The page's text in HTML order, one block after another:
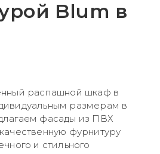
Blum в
распашной шкаф в
размерам в
фасады из ПВХ
фурнитуру
и стильного